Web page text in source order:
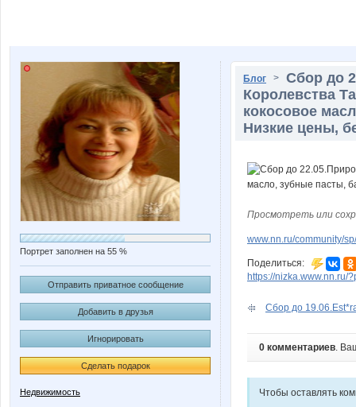
Портрет заполнен на 55 %
Отправить приватное сообщение
Добавить в друзья
Игнорировать
Сделать подарок
Недвижимость
Блог > Сбор до
Королевства
кокосовое
Низкие цены,
Просмотреть или
www.nn.ru/community/
Поделиться:
https://nizka.www.nn.ru/
Сбор до
0 комментариев.
Чтобы оставлять